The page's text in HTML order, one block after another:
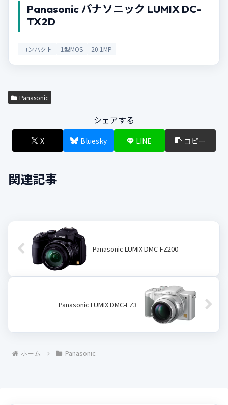
Panasonic パナソニック LUMIX DC-
TX2D
コンパクト 1型MOS 20.1MP
Panasonic
シェアする
X Bluesky LINE コピー
関連記事
Panasonic LUMIX DMC-FZ200
Panasonic LUMIX DMC-FZ3
ホーム Panasonic